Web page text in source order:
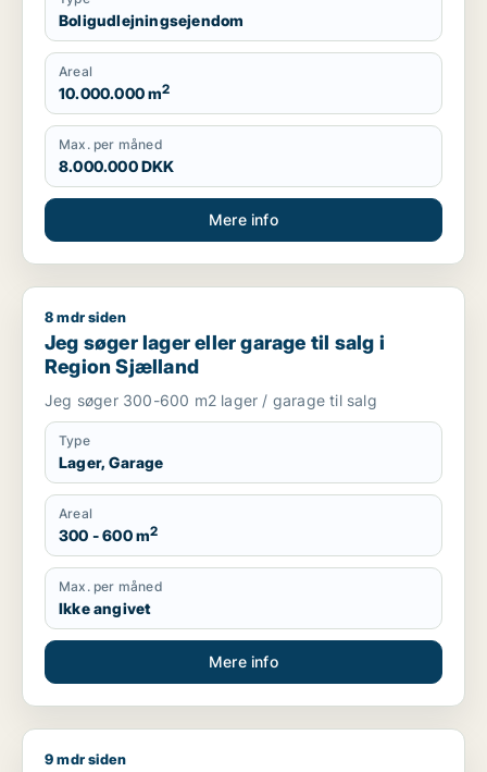
Boligudlejningsejendom
Areal
10.000.000 m2
Max. per måned
8.000.000 DKK
Mere info
Jeg søger lager eller garage til salg i Region Sjælland
8 mdr siden
Jeg søger lager eller garage til salg i
Region Sjælland
Jeg søger 300-600 m2 lager / garage til salg
Type
Lager, Garage
Areal
300 - 600 m2
Max. per måned
Ikke angivet
Mere info
Hans søger kontor, lager, værksted, butik, klinik,
9 mdr siden